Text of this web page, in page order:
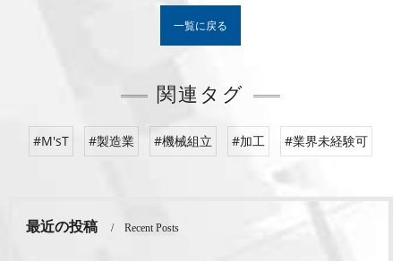
一覧に戻る
関連タグ
#M'sT #製造業 #機械組立 #加工 #業界未経験可
最近の投稿 Recent Posts